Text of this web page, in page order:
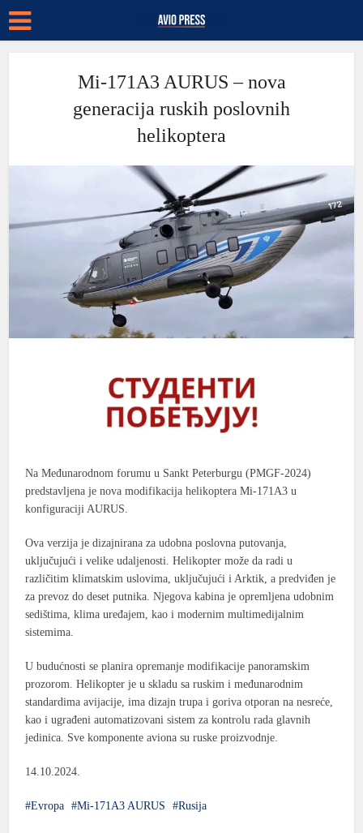
Mi-171A3 AURUS – nova
generacija ruskih poslovnih
helikoptera
Na Međunarodnom forumu u Sankt Peterburgu (PMGF-2024)
predstavljena je nova modifikacija helikoptera Mi-171A3 u
konfiguraciji AURUS.
Ova verzija je dizajnirana za udobna poslovna putovanja,
uključujući i velike udaljenosti. Helikopter može da radi u
različitim klimatskim uslovima, uključujući i Arktik, a predviđen je
za prevoz do deset putnika. Njegova kabina je opremljena udobnim
sedištima, klima uređajem, kao i modernim multimedijalnim
sistemima.
U budućnosti se planira opremanje modifikacije panoramskim
prozorom. Helikopter je u skladu sa ruskim i međunarodnim
standardima avijacije, ima dizajn trupa i goriva otporan na nesreće,
kao i ugrađeni automatizovani sistem za kontrolu rada glavnih
jedinica. Sve komponente aviona su ruske proizvodnje.
14.10.2024.
Evropa Mi-171A3 AURUS Rusija